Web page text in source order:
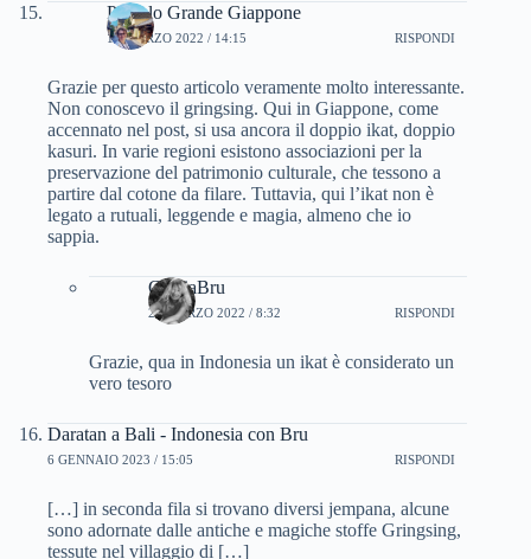
Piccolo Grande Giappone
18 MARZO 2022 / 14:15 RISPONDI
Grazie per questo articolo veramente molto interessante.
Non conoscevo il gringsing. Qui in Giappone, come
accennato nel post, si usa ancora il doppio ikat, doppio
kasuri. In varie regioni esistono associazioni per la
preservazione del patrimonio culturale, che tessono a
partire dal cotone da filare. Tuttavia, qui l’ikat non è
legato a rutuali, leggende e magia, almeno che io
sappia.
CinziaBru
23 MARZO 2022 / 8:32 RISPONDI
Grazie, qua in Indonesia un ikat è considerato un
vero tesoro
Daratan a Bali - Indonesia con Bru
6 GENNAIO 2023 / 15:05 RISPONDI
[…] in seconda fila si trovano diversi jempana, alcune
sono adornate dalle antiche e magiche stoffe Gringsing,
tessute nel villaggio di […]